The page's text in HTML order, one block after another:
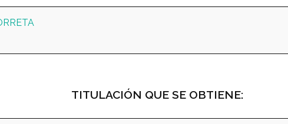
TITULACIÓN QUE SE OBTIENE: